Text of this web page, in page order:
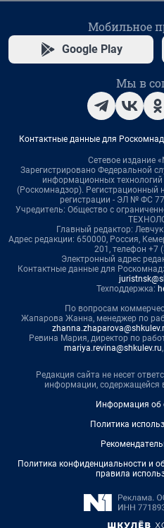
Мобильное
Google Play
Мы в
Контактные данные для
Сетевое издание
Зарегистрировано Федеральной
информационных
(Роскомнадзор). Регистрационный
регистрации - ЭЛ № ФС
Учредитель: Общество с
Главный редактор:
Адрес редакции: 650000, Россия,
201, телефон +7
Электронный адрес
Контактные данные для
Техподдержка:
По вопросам
Жапарова Жанна, менеджер по
Ревина Мария, директор по
mariya.revina@shkulev.ru
Редакция сайта не несет
информации, содержащейся
Информация об
Политика
Политика конфиденциальности и
правила